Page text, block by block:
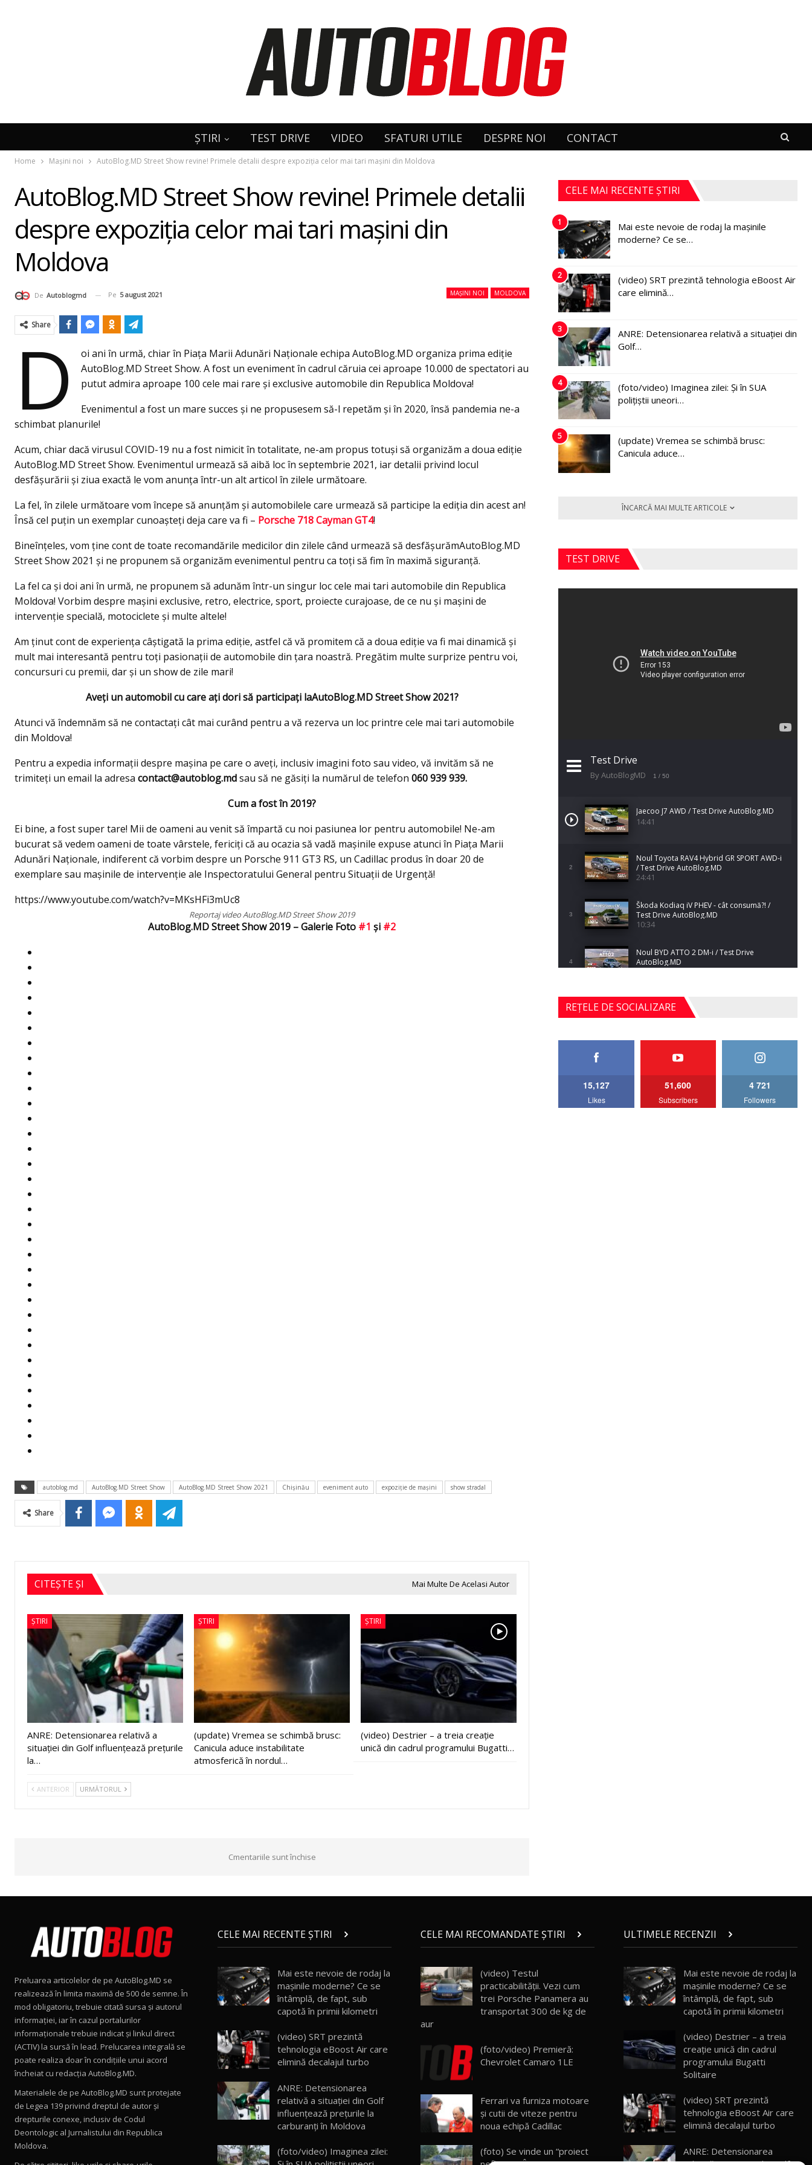
ȘTIRI TEST DRIVE VIDEO SFATURI UTILE DESPRE NOI CONTACT
Home Mașini noi AutoBlog.MD Street Show revine! Primele detalii despre expoziția celor mai tari mașini din Moldova
AutoBlog.MD Street Show revine! Primele detalii
despre expoziția celor mai tari mașini din
Moldova
MAȘINI NOI MOLDOVA
De Autoblogmd Pe 5 august 2021
Share
D
oi ani în urmă, chiar în Piața Marii Adunări Naționale echipa AutoBlog.MD organiza prima ediție
AutoBlog.MD Street Show. A fost un eveniment în cadrul căruia cei aproape 10.000 de spectatori au
putut admira aproape 100 cele mai rare și exclusive automobile din Republica Moldova!
Evenimentul a fost un mare succes și ne propusesem să-l repetăm și în 2020, însă pandemia ne-a
schimbat planurile!
Acum, chiar dacă virusul COVID-19 nu a fost nimicit în totalitate, ne-am propus totuși să organizăm a doua ediție
AutoBlog.MD Street Show. Evenimentul urmează să aibă loc în septembrie 2021, iar detalii privind locul
desfășurării și ziua exactă le vom anunța într-un alt articol în zilele următoare.
La fel, în zilele următoare vom începe să anunțăm și automobilele care urmează să participe la ediția din acest an!
Însă cel puțin un exemplar cunoașteți deja care va fi – Porsche 718 Cayman GT4!
Bineînțeles, vom ține cont de toate recomandările medicilor din zilele când urmează să desfășurămAutoBlog.MD
Street Show 2021 și ne propunem să organizăm evenimentul pentru ca toți să fim în maximă siguranță.
La fel ca și doi ani în urmă, ne propunem să adunăm într-un singur loc cele mai tari automobile din Republica
Moldova! Vorbim despre mașini exclusive, retro, electrice, sport, proiecte curajoase, de ce nu şi mașini de
intervenție specială, motociclete și multe altele!
Am ținut cont de experiența câștigată la prima ediție, astfel că vă promitem că a doua ediție va fi mai dinamică și
mult mai interesantă pentru toți pasionații de automobile din țara noastră. Pregătim multe surprize pentru voi,
concursuri cu premii, dar și un show de zile mari!
Aveți un automobil cu care ați dori să participați laAutoBlog.MD Street Show 2021?
Atunci vă îndemnăm să ne contactați cât mai curând pentru a vă rezerva un loc printre cele mai tari automobile
din Moldova!
Pentru a expedia informații despre mașina pe care o aveți, inclusiv imagini foto sau video, vă invităm să ne
trimiteți un email la adresa contact@autoblog.mdsau să ne găsiți la numărul de telefon 060 939 939.
Cum a fost în 2019?
Ei bine, a fost super tare! Mii de oameni au venit să împartă cu noi pasiunea lor pentru automobile! Ne-am
bucurat să vedem oameni de toate vârstele, fericiți că au ocazia să vadă mașinile expuse atunci în Piața Marii
Adunări Naționale, indiferent că vorbim despre un Porsche 911 GT3 RS, un Cadillac produs în doar 20 de
exemplare sau mașinile de intervenție ale Inspectoratului General pentru Situații de Urgență!
https://www.youtube.com/watch?v=MKsHFi3mUc8
Reportaj video AutoBlog.MD Street Show 2019
AutoBlog.MD Street Show 2019 – Galerie Foto #1 şi #2
autoblog.md AutoBlog.MD Street Show AutoBlog.MD Street Show 2021 Chişinău eveniment auto expoziţie de maşini show stradal
Share
CITEȘTE ȘI Mai Multe De Acelasi Autor
ȘTIRI
ANRE: Detensionarea relativă a
situației din Golf influențează prețurile
la…
ȘTIRI
(update) Vremea se schimbă brusc:
Canicula aduce instabilitate
atmosferică în nordul…
ȘTIRI
(video) Destrier – a treia creație
unică din cadrul programului Bugatti…
ANTERIOR URMĂTORUL
Cmentariile sunt închise
CELE MAI RECENTE ȘTIRI
1
Mai este nevoie de rodaj la mașinile
moderne? Ce se…
2
(video) SRT prezintă tehnologia eBoost Air
care elimină…
3
ANRE: Detensionarea relativă a situației din
Golf…
4
(foto/video) Imaginea zilei: Și în SUA
polițiștii uneori…
5
(update) Vremea se schimbă brusc:
Canicula aduce…
ÎNCARCĂ MAI MULTE ARTICOLE
TEST DRIVE
Test Drive
By AutoBlogMD 1 / 50
Jaecoo J7 AWD / Test Drive AutoBlog.MD
14:41
2
Noul Toyota RAV4 Hybrid GR SPORT AWD-i
/ Test Drive AutoBlog.MD
24:41
3
Škoda Kodiaq iV PHEV - cât consumă?! /
Test Drive AutoBlog.MD
10:34
4
Noul BYD ATTO 2 DM-i / Test Drive
AutoBlog.MD
5
Noul Mercedes-Benz S-Class facelift (S 580
4MATIC V223) / Test Drive AutoBlog.MD
27:33
AutoBlog.MD
ZEEKR 009: Cel mai Performant și
26
Porsche 911 Spirit 70 / Test Drive
AutoBlog.MD
10:57
27
Test Drive: Noile modele FENDT! Cum e să
conduci un tractor?!
22:49
dotat / Test Drive AutoBlog.MD
23:05
ZEEKR 9X - PRIMUL TEST DRIVE ÎN ROMÂNĂ!
33:40
REȚELE DE SOCIALIZARE
15,127
Likes
51,600
Subscribers
4 721
Followers
Preluarea articolelor de pe AutoBlog.MD se
realizează în limita maximă de 500 de semne. În
mod obligatoriu, trebuie citată sursa și autorul
informației, iar în cazul portalurilor
informaționale trebuie indicat și linkul direct
(ACTIV) la sursă în lead. Prelucarea integrală se
poate realiza doar în condițiile unui acord
încheiat cu redacţia AutoBlog.MD.
Materialele de pe AutoBlog.MD sunt protejate
de Legea 139 privind dreptul de autor și
drepturile conexe, inclusiv de Codul
Deontologic al Jurnalistului din Republica
Moldova.
CELE MAI RECENTE ȘTIRI
Mai este nevoie de rodaj la
mașinile moderne? Ce se
întâmplă, de fapt, sub
capotă în primii kilometri
(video) SRT prezintă
tehnologia eBoost Air care
elimină decalajul turbo
ANRE: Detensionarea
relativă a situației din Golf
influențează prețurile la
carburanți în Moldova
(foto/video) Imaginea zilei:
CELE MAI RECOMANDATE ȘTIRI
(video) Testul
practicabilităţii. Vezi cum
trei Porsche Panamera au
transportat 300 de kg de
aur
(foto/video) Premieră:
Chevrolet Camaro 1LE
Ferrari va furniza motoare
şi cutii de viteze pentru
noua echipă Cadillac
(foto) Se vinde un “proiect
ULTIMELE RECENZII
Mai este nevoie de rodaj la
mașinile moderne? Ce se
întâmplă, de fapt, sub
capotă în primii kilometri
(video) Destrier – a treia
creație unică din cadrul
programului Bugatti
Solitaire
(video) SRT prezintă
tehnologia eBoost Air care
elimină decalajul turbo
ANRE: Detensionarea